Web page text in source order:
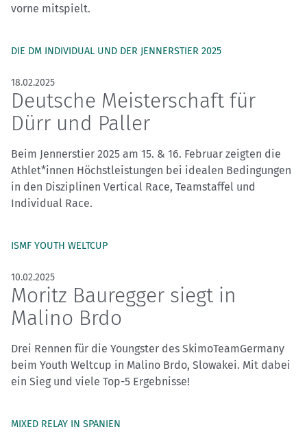
vorne mitspielt.
DIE DM INDIVIDUAL UND DER JENNERSTIER 2025
18.02.2025
Deutsche Meisterschaft für
Dürr und Paller
Beim Jennerstier 2025 am 15. & 16. Februar zeigten die
Athlet*innen Höchstleistungen bei idealen Bedingungen
in den Disziplinen Vertical Race, Teamstaffel und
Individual Race.
ISMF YOUTH WELTCUP
10.02.2025
Moritz Bauregger siegt in
Malino Brdo
Drei Rennen für die Youngster des SkimoTeamGermany
beim Youth Weltcup in Malino Brdo, Slowakei. Mit dabei
ein Sieg und viele Top-5 Ergebnisse!
MIXED RELAY IN SPANIEN